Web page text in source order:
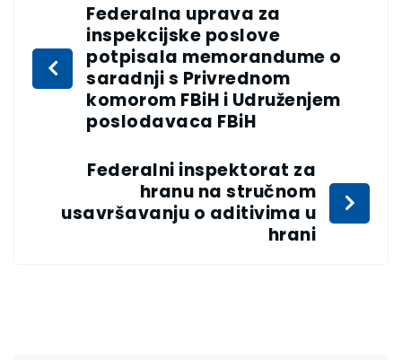
Federalna uprava za
inspekcijske poslove
potpisala memorandume o
saradnji s Privrednom
komorom FBiH i Udruženjem
poslodavaca FBiH
Federalni inspektorat za
hranu na stručnom
usavršavanju o aditivima u
hrani